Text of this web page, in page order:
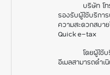
บริษัท โ
รองรับผู้ใช้บริกา
ความสะดวกสบา
Quick e-tax
โดยผู้ใช้
อีเมลสามารถดำเ